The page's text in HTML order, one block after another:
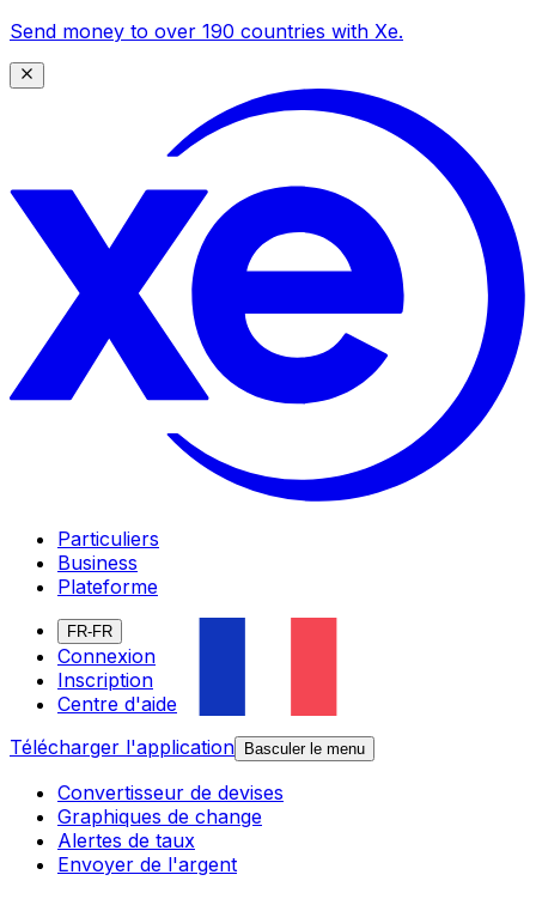
Send money to over 190 countries with Xe.
Particuliers
Business
Plateforme
FR-FR
Connexion
Inscription
Centre d'aide
Télécharger l'application
Basculer le menu
Convertisseur de devises
Graphiques de change
Alertes de taux
Envoyer de l'argent